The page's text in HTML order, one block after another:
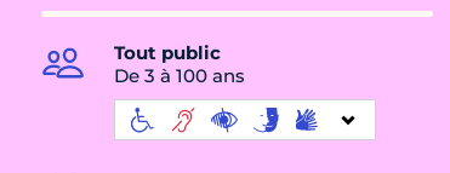
Tout public
De 3 à 100 ans